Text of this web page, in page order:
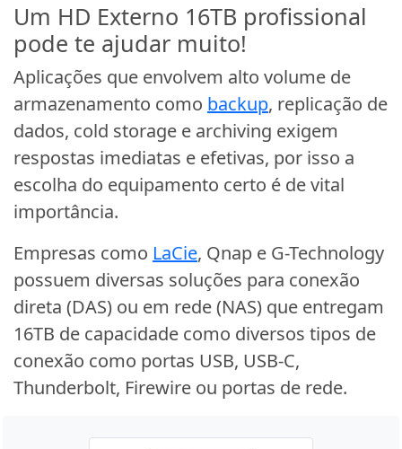
Um HD Externo 16TB profissional
pode te ajudar muito!
Aplicações que envolvem alto volume de
armazenamento como backup, replicação de
dados, cold storage e archiving exigem
respostas imediatas e efetivas, por isso a
escolha do equipamento certo é de vital
importância.
Empresas como LaCie, Qnap e G-Technology
possuem diversas soluções para conexão
direta (DAS) ou em rede (NAS) que entregam
16TB de capacidade como diversos tipos de
conexão como portas USB, USB-C,
Thunderbolt, Firewire ou portas de rede.